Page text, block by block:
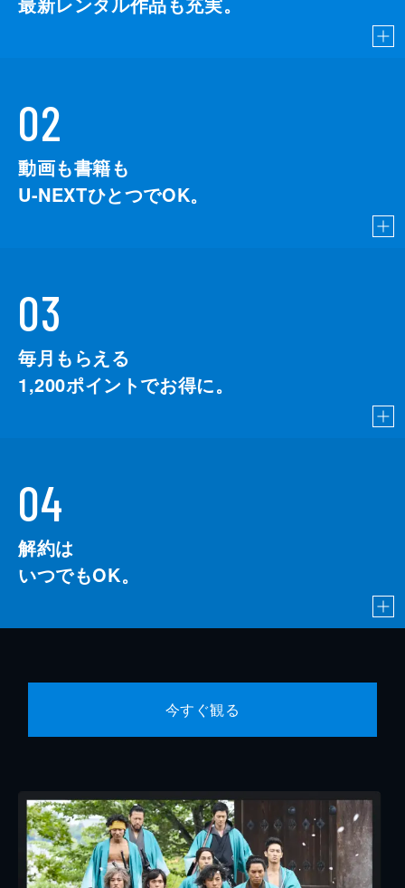
02
動画も書籍も
U-NEXTひとつでOK。
03
毎月もらえる
1,200ポイントでお得に。
04
解約は
いつでもOK。
今すぐ観る